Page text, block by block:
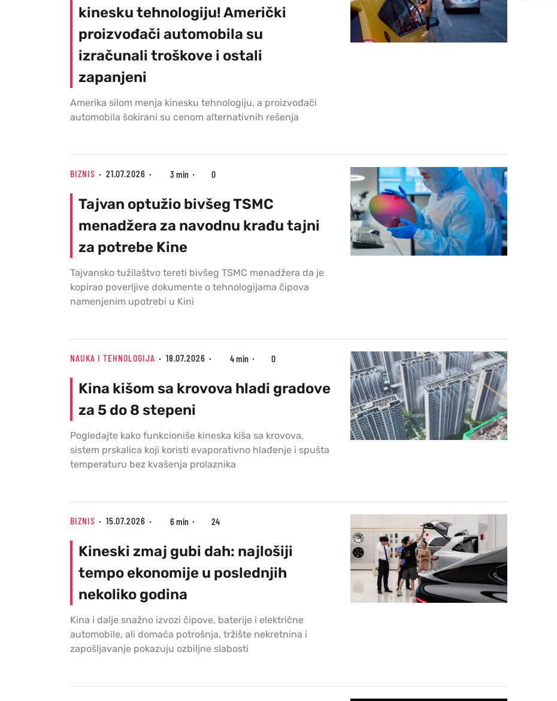
kinesku tehnologiju! Američki
proizvođači automobila su
izračunali troškove i ostali
zapanjeni
Amerika silom menja kinesku tehnologiju, a proizvođači
automobila šokirani su cenom alternativnih rešenja
BIZNIS 21.07.2026 3 min 0
Tajvan optužio bivšeg TSMC
menadžera za navodnu krađu tajni
za potrebe Kine
Tajvansko tužilaštvo tereti bivšeg TSMC menadžera da je
kopirao poverljive dokumente o tehnologijama čipova
namenjenim upotrebi u Kini
NAUKA I TEHNOLOGIJA 18.07.2026 4 min 0
Kina kišom sa krovova hladi gradove
za 5 do 8 stepeni
Pogledajte kako funkcioniše kineska kiša sa krovova,
sistem prskalica koji koristi evaporativno hlađenje i spušta
temperaturu bez kvašenja prolaznika
BIZNIS 15.07.2026 6 min 24
Kineski zmaj gubi dah: najlošiji
tempo ekonomije u poslednjih
nekoliko godina
Kina i dalje snažno izvozi čipove, baterije i električne
automobile, ali domaća potrošnja, tržište nekretnina i
zapošljavanje pokazuju ozbiljne slabosti